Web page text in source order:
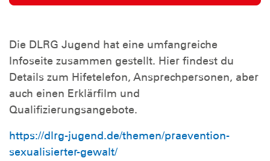
Die DLRG Jugend hat eine umfangreiche
Infoseite zusammen gestellt. Hier findest du
Details zum Hifetelefon, Ansprechpersonen, aber
auch einen Erklärfilm und
Qualifizierungsangebote.
https://dlrg-jugend.de/themen/praevention-
sexualisierter-gewalt/